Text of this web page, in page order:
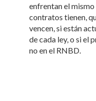
enfrentan el
contratos tienen,
vencen, si están
de cada ley, o si el
no en el RNBD.